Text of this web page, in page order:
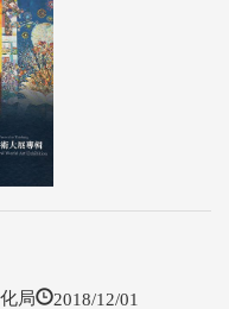
局 2018/12/01